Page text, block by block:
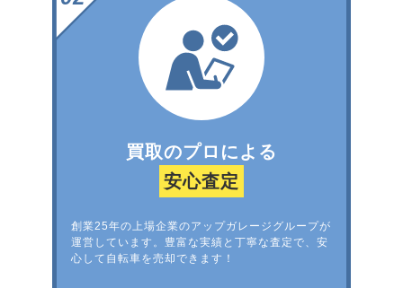
買取のプロによる
安心査定
創業25年の上場企業のアップガレージグループが
運営しています。豊富な実績と丁寧な査定で、安
心して自転車を売却できます！